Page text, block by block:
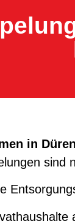
in
sind